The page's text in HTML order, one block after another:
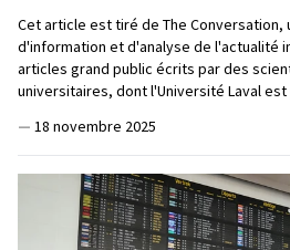
Cet article est tiré de The Conversation,
d'information et d'analyse de l'actualité
articles grand public écrits par des
universitaires, dont l'Université Laval
— 18 novembre 2025